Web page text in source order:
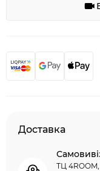
Доставка
ТЦ 4ROOM,